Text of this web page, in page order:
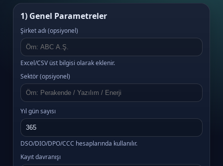
1) Genel Parametreler
Şirket adı (opsiyonel)
Excel/CSV üst bilgisi olarak eklenir.
Sektör (opsiyonel)
Yıl gün sayısı
DSO/DIO/DPO/CCC hesaplarında kullanılır.
Kayıt davranışı